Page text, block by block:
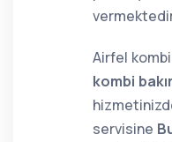
Airfel
kombi
servisine